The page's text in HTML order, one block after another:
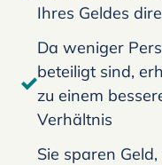
Ihres Geldes
Da weniger
beteiligt sind,
zu einem
Verhältnis
Sie sparen